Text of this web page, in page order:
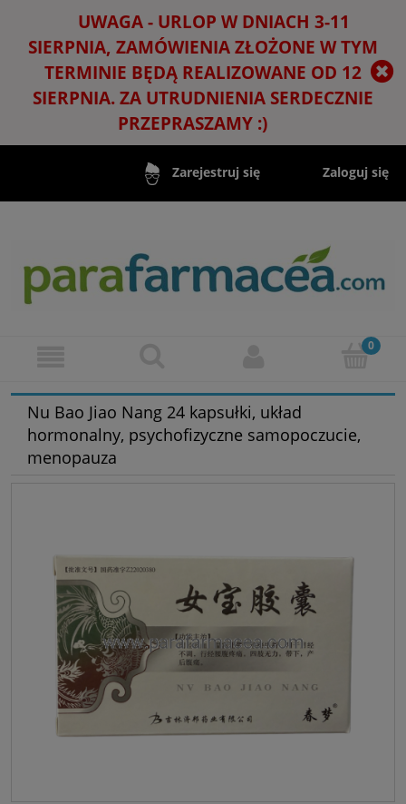
UWAGA - URLOP W DNIACH 3-11
SIERPNIA, ZAMÓWIENIA ZŁOŻONE W TYM
TERMINIE BĘDĄ REALIZOWANE OD 12
SIERPNIA. ZA UTRUDNIENIA SERDECZNIE
PRZEPRASZAMY :)
Zarejestruj się Zaloguj się
Nu Bao Jiao Nang 24 kapsułki, układ
hormonalny, psychofizyczne samopoczucie,
menopauza